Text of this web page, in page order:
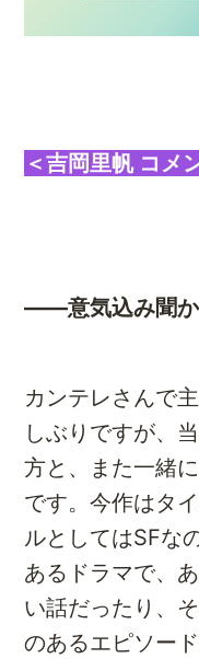
＜吉岡里帆 コメ
――意気込み聞か
カンテレさんで
しぶりですが、
方と、また一緒
です。今作はタ
ルとしてはSFな
あるドラマで、
い話だったり、
のあるエピソー